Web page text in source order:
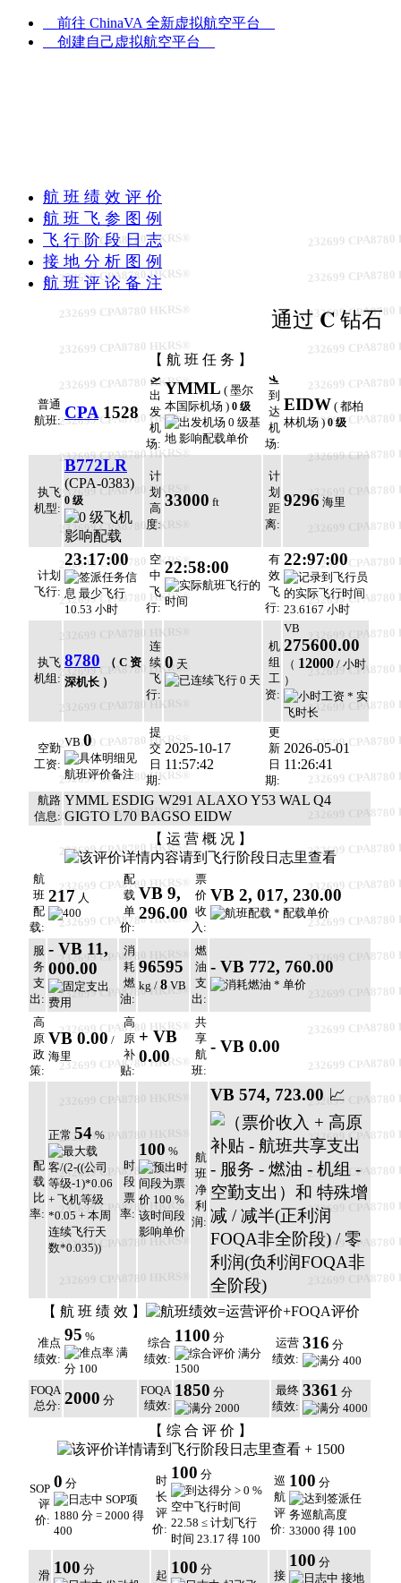
前往 ChinaVA 全新虚拟航空平台
创建自己虚拟航空平台
航 班 绩 效 评 价
航 班 飞 参 图 例
飞 行 阶 段 日 志
接 地 分 析 图 例
航 班 评 论 备 注
通过 𝐂 钻石
【 航 班 任 务 】
普通
航班: CPA1528
🛫
出
发
机
场:
YMML ( 墨尔
本国际机场 ) 0 级
🛬
到
达
机
场:
EIDW ( 都柏
林机场 ) 0 级
执飞
机型:
B772LR
(CPA-0383)
0 级
计
划
高
度:
33000 ft
计
划
距
离:
9296 海里
计划
飞行:
23:17:00
空
中
飞
行:
22:58:00
有
效
飞
行:
22:97:00
执飞
机组:
8780
（ C 资
深机长 ）
连
续
飞
行:
0 天
机
组
工
资:
VB
275600.00
（ 12000 / 小时
）
空勤
工资:
VB0
提
交
日
期:
2025-10-17
11:57:42
更
新
日
期:
2026-05-01
11:26:41
航路
信息:
YMML ESDIG W291 ALAXO Y53 WAL Q4
GIGTO L70 BAGSO EIDW
【 运 营 概 况 】
航
班
配
载:
217 人
配
载
单
价:
VB 9,
296.00
票
价
收
入:
VB 2, 017, 230.00
服
务
支
出:
- VB 11,
000.00
消
耗
燃
油:
96595
kg / 8 VB
燃
油
支
出:
- VB 772, 760.00
高
原
政
策:
VB 0.00 /
海里
高
原
补
贴:
+ VB
0.00
共
享
航
班:
- VB 0.00
配
载
比
率:
正常 54 %
时
段
票
率:
100 %
航
班
净
利
润:
VB 574, 723.00 📈
【 航 班 绩 效 】
准点
绩效:
95 %
综合
绩效:
1100 分
运营
绩效:
316 分
FOQA
总分: 2000 分
FOQA
绩效:
1850 分
最终
绩效:
3361 分
【 综 合 评 价 】
SOP
评
价:
0 分
时
长
评
价:
100 分
巡
航
评
价:
100 分
滑 100 分
起 100 分
接
100 分
232699 CPA8780 HKRS®
232699
232699 CPA8780 HKRS®
232699
232699 CPA8780 HKRS®
232699
232699 CPA8780 HKRS®
232699
232699 CPA8780 HKRS®
232699
232699 CPA8780 HKRS®
232699
232699 CPA8780 HKRS®
232699
232699 CPA8780 HKRS®
232699
232699 CPA8780 HKRS®
232699
232699 CPA8780 HKRS®
232699
232699 CPA8780 HKRS®
232699
232699 CPA8780 HKRS®
232699
232699 CPA8780 HKRS®
232699
232699 CPA8780 HKRS®
232699
232699 CPA8780 HKRS®
232699
232699 CPA8780 HKRS®
232699
232699 CPA8780 HKRS®
232699
232699 CPA8780 HKRS®
232699
232699 CPA8780 HKRS®
232699
232699 CPA8780 HKRS® 232699
232699 CPA8780 HKRS®
232699
232699 CPA8780 HKRS®
232699
232699 CPA8780 HKRS®
232699
232699 CPA8780 HKRS®
232699
232699 CPA8780 HKRS®
232699
232699 CPA8780 HKRS®
232699
232699 CPA8780 HKRS®
232699
232699 CPA8780 HKRS®
232699
232699 CPA8780 HKRS®
232699
232699 CPA8780 HKRS®
232699